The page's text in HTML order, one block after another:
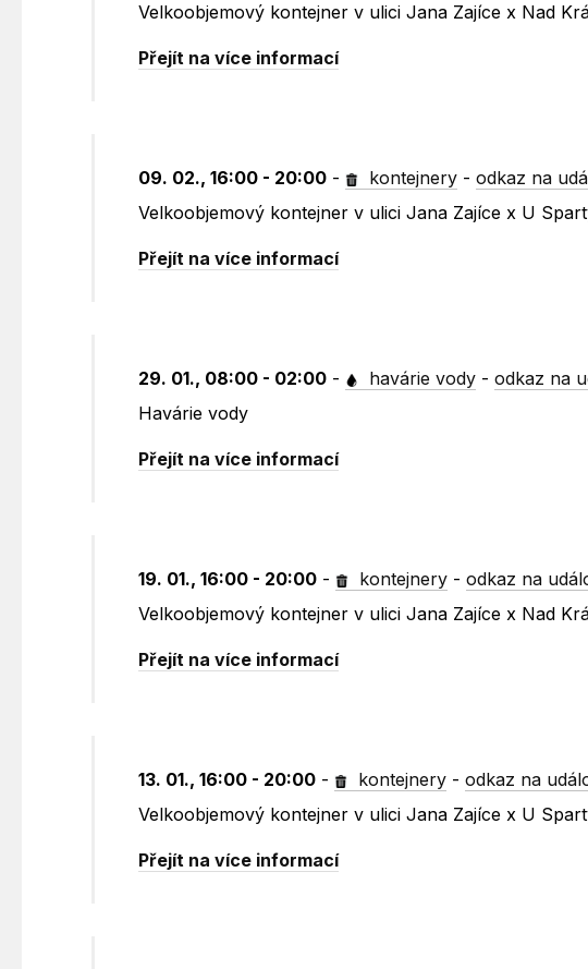
Velkoobjemový kontejner v ulici Jana Zajíce x Nad
Přejít na více informací
09. 02., 16:00 - 20:00 - kontejnery -odkaz na
Velkoobjemový kontejner v ulici Jana Zajíce x U
Přejít na více informací
29. 01., 08:00 - 02:00 - havárie vody -odkaz na
Havárie vody
Přejít na více informací
19. 01., 16:00 - 20:00 - kontejnery -odkaz na
Velkoobjemový kontejner v ulici Jana Zajíce x Nad
Přejít na více informací
13. 01., 16:00 - 20:00 - kontejnery -odkaz na
Velkoobjemový kontejner v ulici Jana Zajíce x U
Přejít na více informací